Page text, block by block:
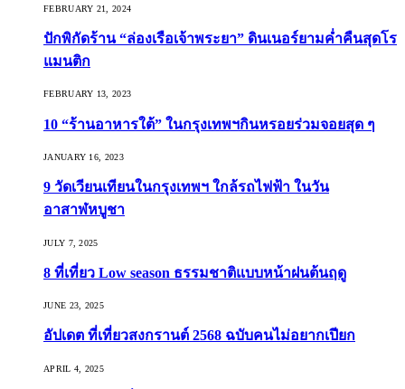
FEBRUARY 21, 2024
ปักพิกัดร้าน “ล่องเรือเจ้าพระยา” ดินเนอร์ยามค่ำคืนสุดโร
แมนติก
FEBRUARY 13, 2023
10 “ร้านอาหารใต้” ในกรุงเทพฯกินหรอยร่วมจอยสุด ๆ
JANUARY 16, 2023
9 วัดเวียนเทียนในกรุงเทพฯ ใกล้รถไฟฟ้า ในวัน
อาสาฬหบูชา
JULY 7, 2025
8 ที่เที่ยว Low season ธรรมชาติแบบหน้าฝนต้นฤดู️
JUNE 23, 2025
อัปเดต ที่เที่ยวสงกรานต์ 2568 ฉบับคนไม่อยากเปียก
APRIL 4, 2025